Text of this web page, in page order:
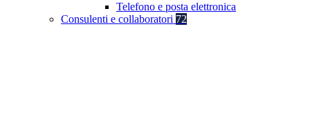
Telefono e posta elettronica
Consulenti e collaboratori 72